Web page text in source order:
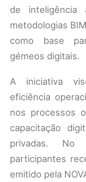
de
metodologias
como base
gémeos digitais.
A iniciativa
eficiência
nos processos
capacitação
privadas.
participantes
emitido pela